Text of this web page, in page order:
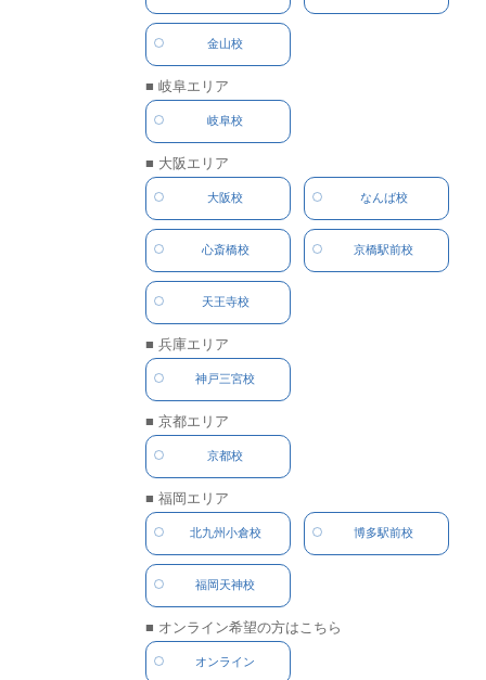
金山校
■ 岐阜エリア
岐阜校
■ 大阪エリア
大阪校 なんば校
心斎橋校 京橋駅前校
天王寺校
■ 兵庫エリア
神戸三宮校
■ 京都エリア
京都校
■ 福岡エリア
北九州小倉校 博多駅前校
福岡天神校
■ オンライン希望の方はこちら
オンライン